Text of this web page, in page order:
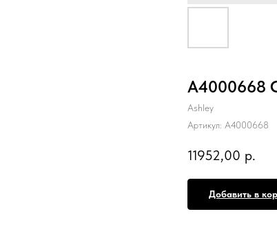
A4000668
Ashley
Артикул: A4000668
11952,00 р.
Добавить в